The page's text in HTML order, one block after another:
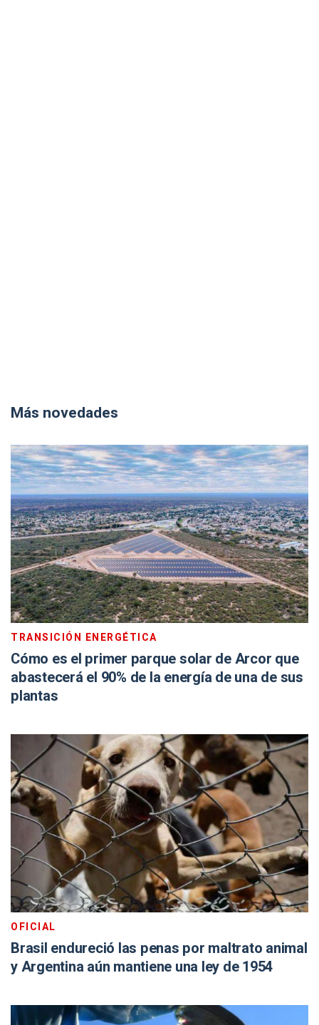
Más novedades
TRANSICIÓN ENERGÉTICA
Cómo es el primer parque solar de Arcor que
abastecerá el 90% de la energía de una de sus
plantas
OFICIAL
Brasil endureció las penas por maltrato animal
y Argentina aún mantiene una ley de 1954